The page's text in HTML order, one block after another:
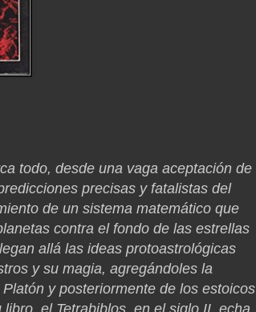
todo, desde una vaga aceptación de
precisas y fatalistas del
de un sistema matemático que
contra el fondo de las estrellas
allá las ideas protoastrológicas
y su magia, agregándoles la
y posteriormente de los estoicos
el Tetrabiblos, en el siglo II, echa